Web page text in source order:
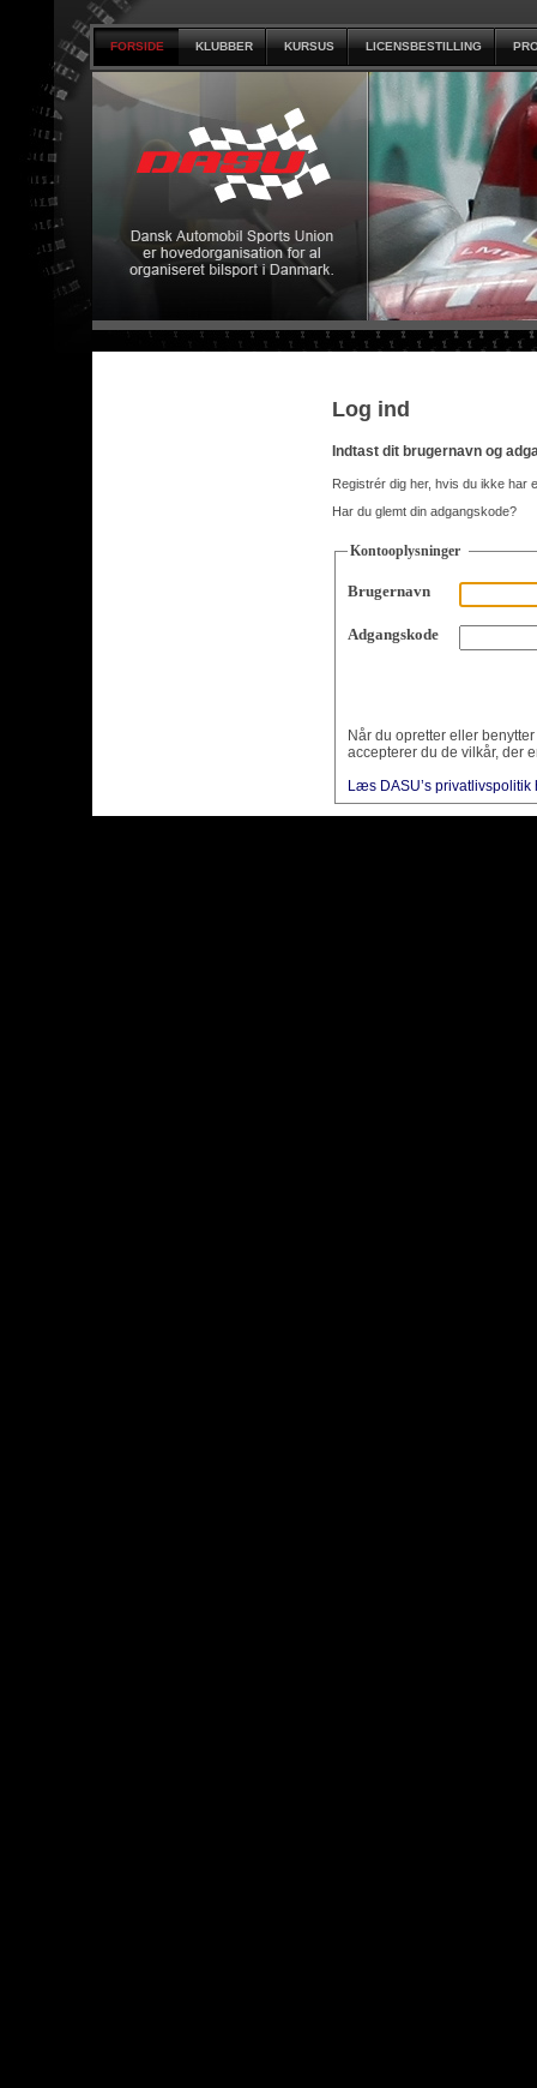
FORSIDE KLUBBER KURSUS LICENSBESTILLING
Log ind
Indtast dit brugernavn og
Registrér dig her, hvis du ikke har
Har du glemt din adgangskode?
Kontooplysninger
Brugernavn
Adgangskode
Når du opretter eller
accepterer du de vilkår, der
Læs DASU’s privatlivspolitik